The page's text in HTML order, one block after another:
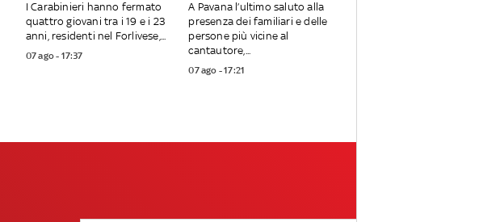
I Carabinieri hanno fermato
quattro giovani tra i 19 e i 23
anni, residenti nel Forlivese,...
07 ago - 17:37
A Pavana l’ultimo saluto alla
presenza dei familiari e delle
persone più vicine al
cantautore,...
07 ago - 17:21